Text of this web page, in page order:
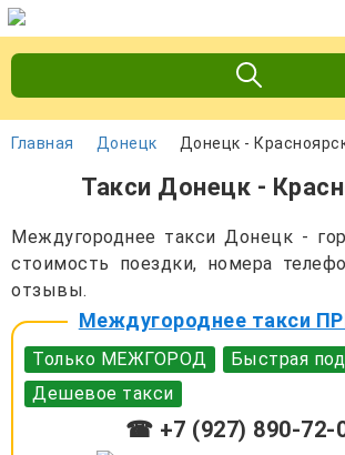
Главная Донецк Донецк -
Такси Донецк -
Междугороднее такси Донецк -
стоимость поездки, номера
отзывы.
Междугороднее такси
Только МЕЖГОРОД
Быстрая
Дешевое такси
☎ +7 (927) 890-72-